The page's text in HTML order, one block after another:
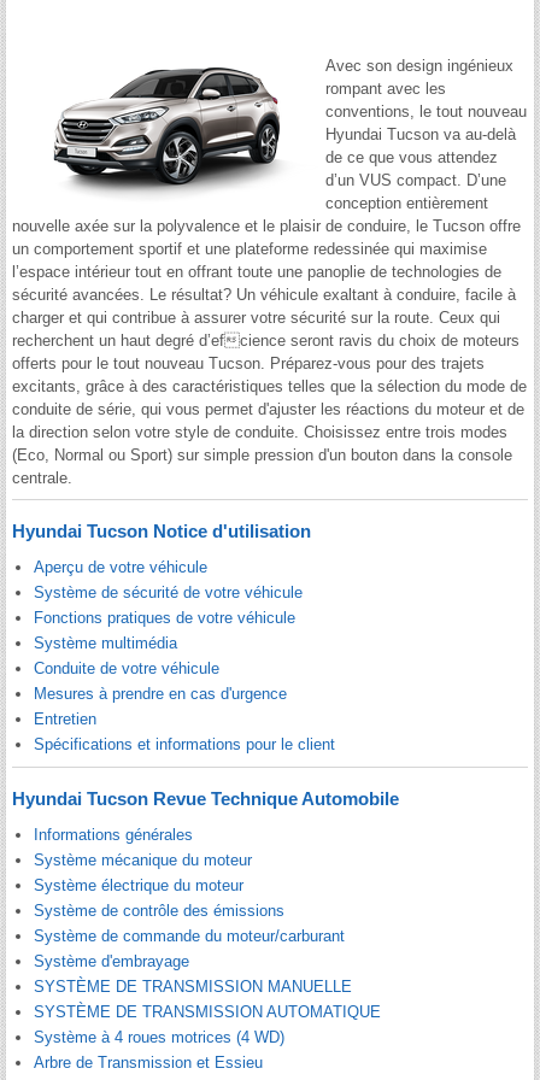
Avec son design ingénieux
rompant avec les
conventions, le tout nouveau
Hyundai Tucson va au-delà
de ce que vous attendez
d’un VUS compact. D’une
conception entièrement
nouvelle axée sur la polyvalence et le plaisir de conduire, le Tucson offre
un comportement sportif et une plateforme redessinée qui maximise
l’espace intérieur tout en offrant toute une panoplie de technologies de
sécurité avancées. Le résultat? Un véhicule exaltant à conduire, facile à
charger et qui contribue à assurer votre sécurité sur la route. Ceux qui
recherchent un haut degré d’efcience seront ravis du choix de moteurs
offerts pour le tout nouveau Tucson. Préparez-vous pour des trajets
excitants, grâce à des caractéristiques telles que la sélection du mode de
conduite de série, qui vous permet d'ajuster les réactions du moteur et de
la direction selon votre style de conduite. Choisissez entre trois modes
(Eco, Normal ou Sport) sur simple pression d'un bouton dans la console
centrale.
Hyundai Tucson Notice d'utilisation
Aperçu de votre véhicule
Système de sécurité de votre véhicule
Fonctions pratiques de votre véhicule
Système multimédia
Conduite de votre véhicule
Mesures à prendre en cas d'urgence
Entretien
Spécifications et informations pour le client
Hyundai Tucson Revue Technique Automobile
Informations générales
Système mécanique du moteur
Système électrique du moteur
Système de contrôle des émissions
Système de commande du moteur/carburant
Système d'embrayage
SYSTÈME DE TRANSMISSION MANUELLE
SYSTÈME DE TRANSMISSION AUTOMATIQUE
Système à 4 roues motrices (4 WD)
Arbre de Transmission et Essieu